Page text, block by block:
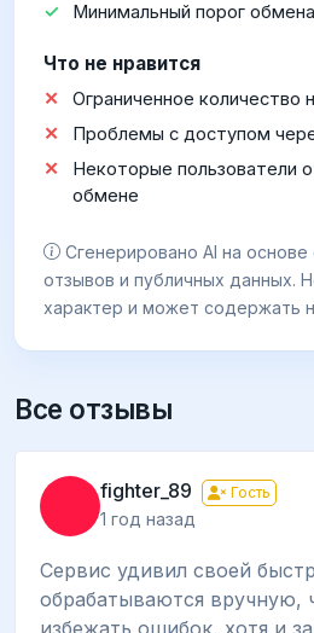
Минимальный порог
Что не нравится
Ограниченное количество
Проблемы с доступом
Некоторые пользователи
обмене
Сгенерировано AI на основе
отзывов и публичных данных.
характер и может содержать
Все отзывы
fighter_89 Гость
1 год назад
Сервис удивил своей
обрабатываются вручную,
избежать ошибок, хотя и